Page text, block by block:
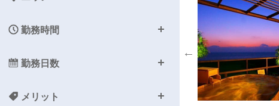
勤務時間
勤務日数
メリット